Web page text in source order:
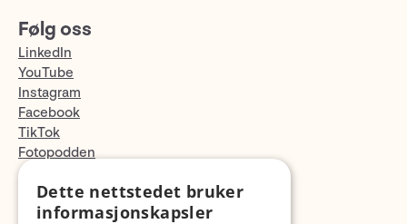
Følg oss
LinkedIn
YouTube
Instagram
Facebook
TikTok
Fotopodden
Med forbehold om skrive- og lagerfeil
Dette nettstedet bruker
informasjonskapsler